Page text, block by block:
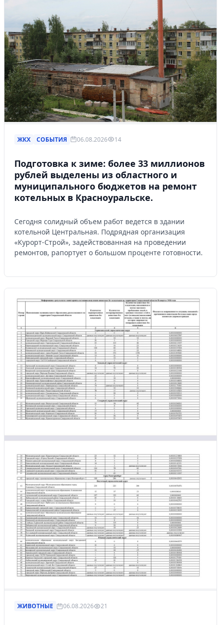
ЖКХ СОБЫТИЯ 06.08.2026 14
Подготовка к зиме: более 33 миллионов
рублей выделены из областного и
муниципального бюджетов на ремонт
котельных в Красноуральске.
Сегодня солидный объем работ ведется в здании
котельной Центральная. Подрядная организация
«Курорт-Строй», задействованная на проведении
ремонтов, рапортует о большом проценте готовности.
ЖИВОТНЫЕ 06.08.2026 21